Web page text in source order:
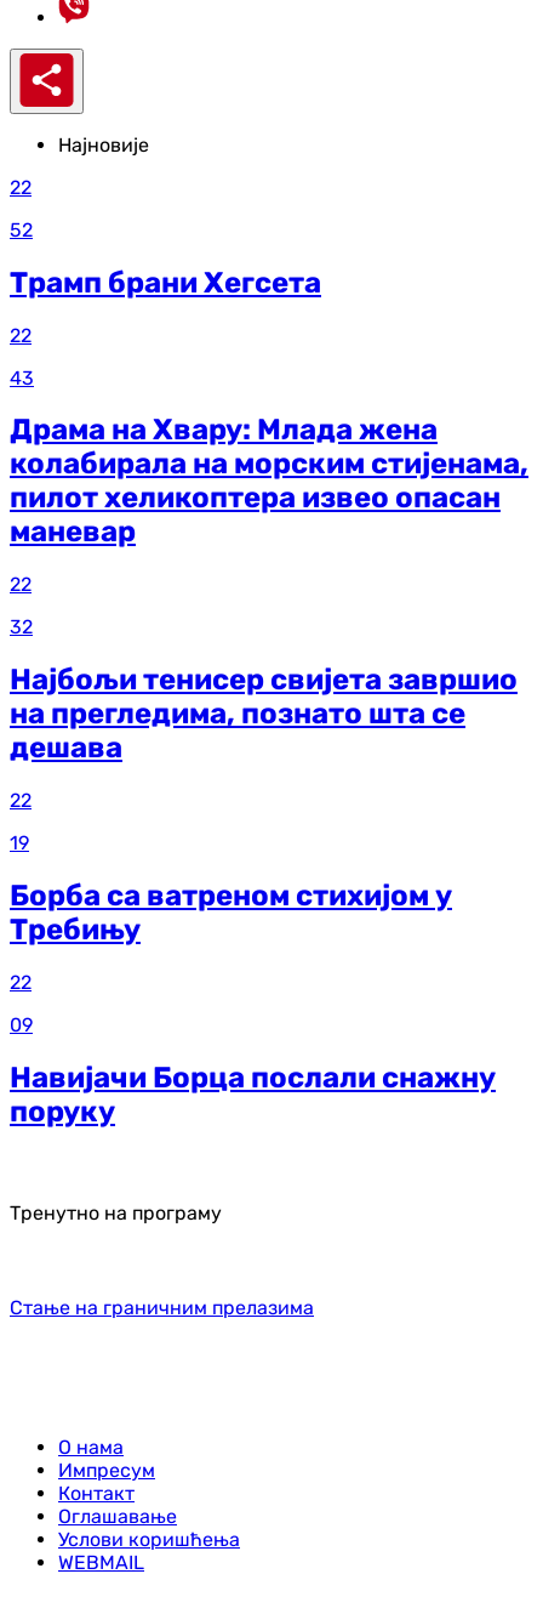
Најновије
22
52
Трамп брани Хегсета
22
43
Драма на Хвару: Млада жена
колабирала на морским стијенама,
пилот хеликоптера извео опасан
маневар
22
32
Најбољи тенисер свијета завршио
на прегледима, познато шта се
дешава
22
19
Борба са ватреном стихијом у
Требињу
22
09
Навијачи Борца послали снажну
поруку
Тренутно на програму
Стање на граничним прелазима
О нама
Импресум
Контакт
Оглашавање
Услови коришћења
WEBMAIL